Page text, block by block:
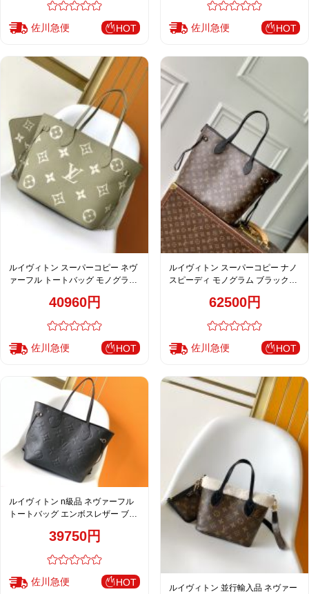
佐川急便 HOT 佐川急便 HOT
ルイヴィトン スーパーコピー ネヴ
ァーフル トートバッグ モノグラム
デル M4664940960円
佐川急便 HOT
ルイヴィトン スーパーコピー ナノ
スピーディ モノグラム ブラックハ
ィース 定番62500円
佐川急便 HOT
ルイヴィトン n級品 ネヴァーフル
トートバッグ エンボスレザー ブラ
39750円
佐川急便 HOT
ルイヴィトン 並行輸入品 ネヴァー